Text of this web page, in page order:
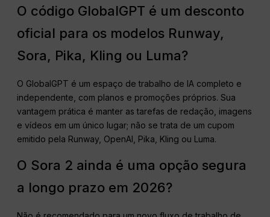
O código GlobalGPT é um desconto
oficial para os modelos Runway,
Sora, Pika, Kling ou Luma?
O GlobalGPT é um espaço de trabalho de IA completo e
independente, com planos e promoções próprios. Sua
vantagem prática é manter as tarefas de redação, imagens
e vídeos em um único lugar; não se trata de um cupom
emitido pela Runway, OpenAI, Pika, Kling ou Luma.
O Sora 2 ainda é uma opção segura
a longo prazo em 2026?